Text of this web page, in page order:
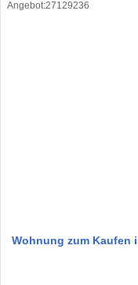
Wohnung zum Kaufen